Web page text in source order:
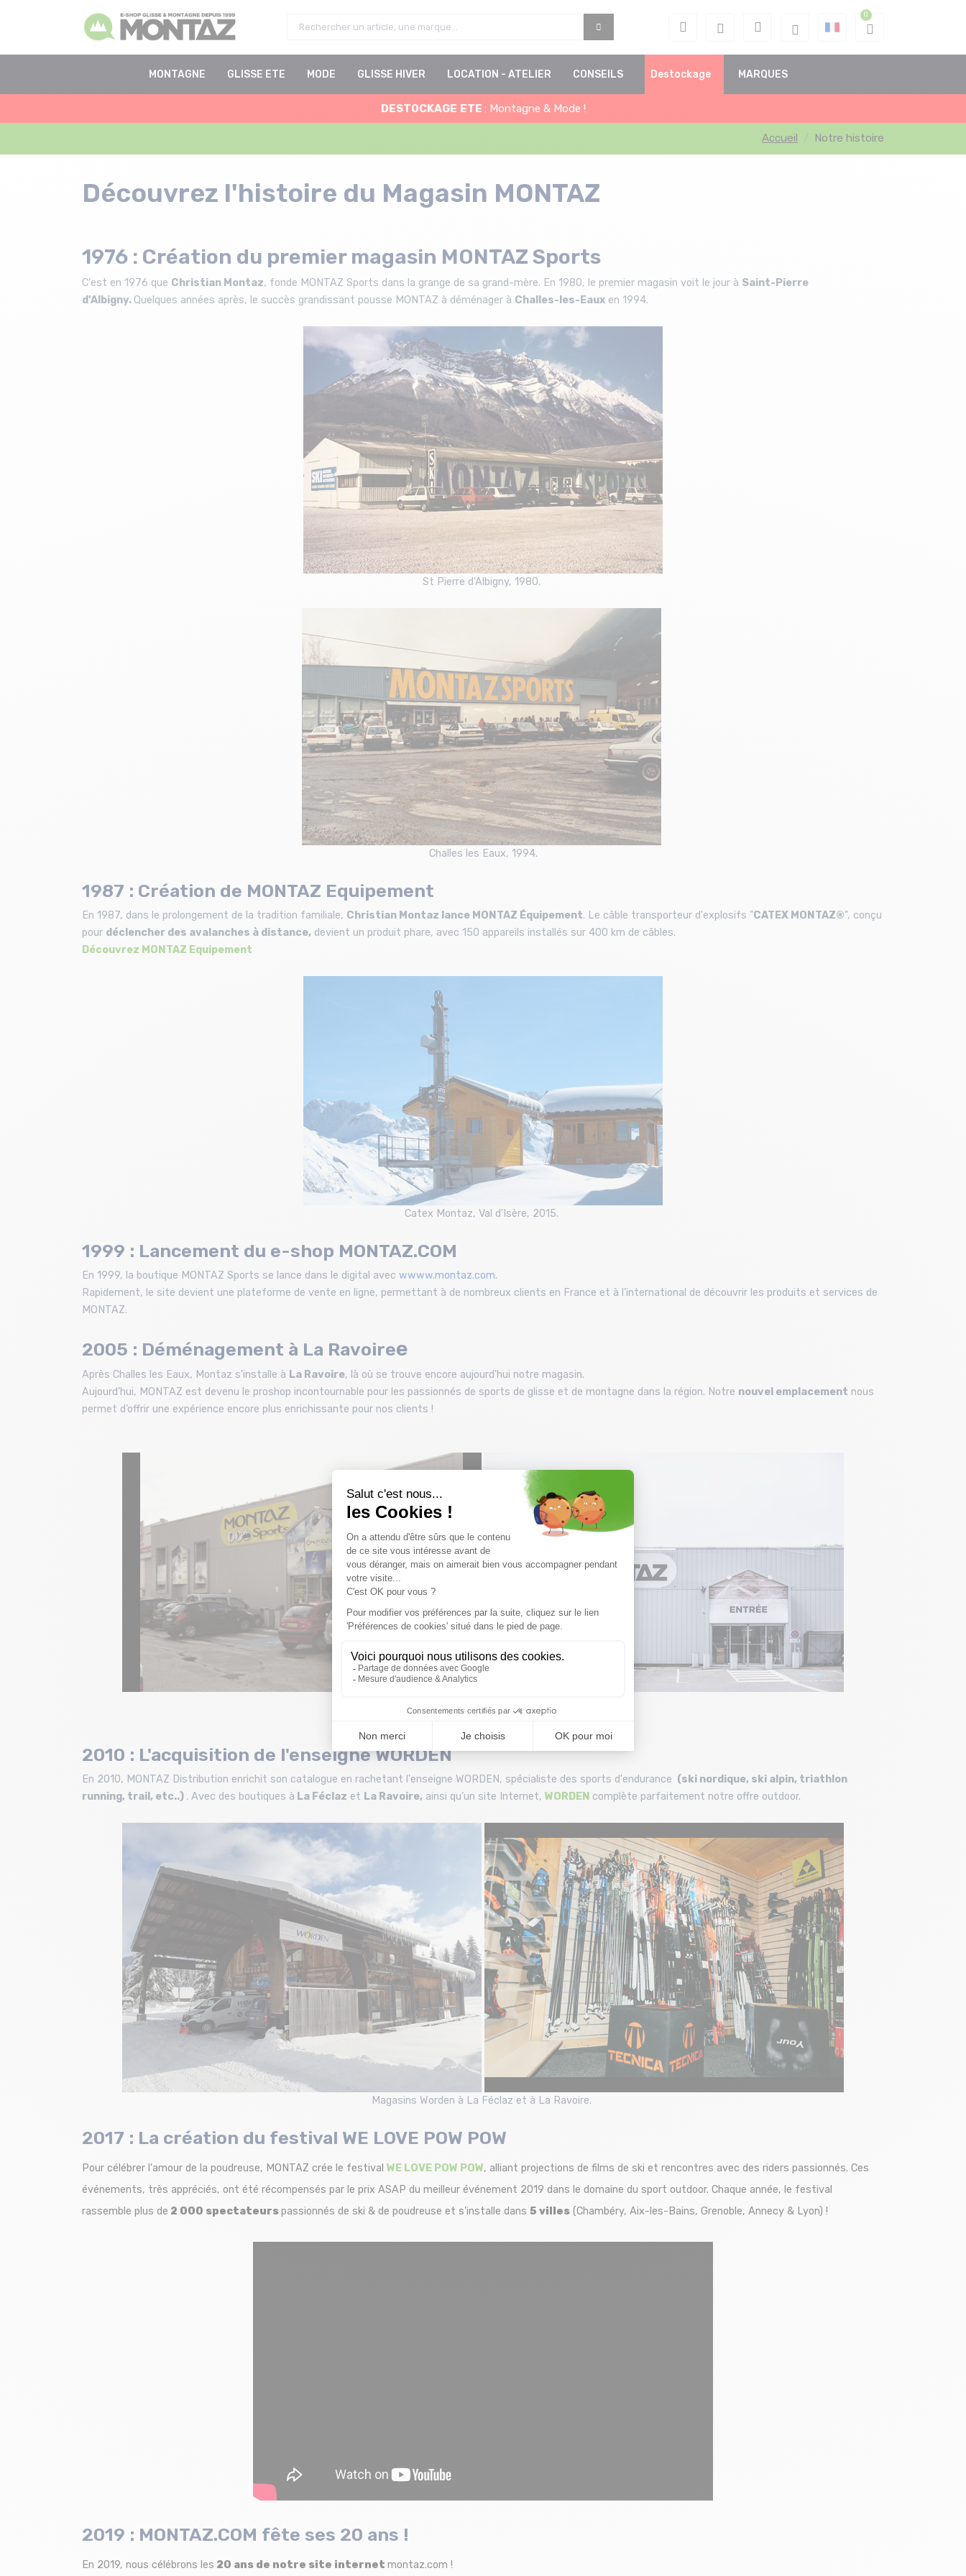
MONTAGNE GLISSE ETE MODE GLISSE HIVER LOCATION - ATELIER CONSEILS Destockage MARQUES
DESTOCKAGE ETE : Montagne & Mode !
Accueil Notre histoire
Découvrez l'histoire du Magasin MONTAZ
1976 : Création du premier magasin MONTAZ Sports
C'est en 1976 que Christian Montaz, fonde MONTAZ Sports dans la grange de sa grand-mère. En 1980, le premier magasin voit le jour à Saint-Pierre
d'Albigny. Quelques années après, le succès grandissant pousse MONTAZ à déménager à Challes-les-Eaux en 1994.
St Pierre d'Albigny, 1980.
Challes les Eaux, 1994.
1987 : Création de MONTAZ Equipement
En 1987, dans le prolongement de la tradition familiale, Christian Montaz lance MONTAZ Équipement. Le câble transporteur d'explosifs "CATEX MONTAZ®", conçu
pour déclencher des avalanches à distance, devient un produit phare, avec 150 appareils installés sur 400 km de câbles.
Découvrez MONTAZ Equipement
Catex Montaz, Val d'Isère, 2015.
1999 : Lancement du e-shop MONTAZ.COM
En 1999, la boutique MONTAZ Sports se lance dans le digital avec wwww.montaz.com.
Rapidement, le site devient une plateforme de vente en ligne, permettant à de nombreux clients en France et à l’international de découvrir les produits et services de
MONTAZ.
2005 : Déménagement à La Ravoiree
Après Challes les Eaux, Montaz s'installe à La Ravoire, là où se trouve encore aujourd'hui notre magasin.
Aujourd’hui, MONTAZ est devenu le proshop incontournable pour les passionnés de sports de glisse et de montagne dans la région. Notre nouvel emplacement nous
permet d’offrir une expérience encore plus enrichissante pour nos clients !
droite : Montaz, 2023.
2010 : L'acquisition de l'enseigne WORDEN
En 2010, MONTAZ Distribution enrichit son catalogue en rachetant l'enseigne WORDEN, spécialiste des sports d'endurance (ski nordique, ski alpin, triathlon
running, trail, etc..) . Avec des boutiques à La Féclaz et La Ravoire, ainsi qu’un site Internet, WORDEN complète parfaitement notre offre outdoor.
Magasins Worden à La Féclaz et à La Ravoire.
2017 : La création du festival WE LOVE POW POW
Pour célébrer l'amour de la poudreuse, MONTAZ crée le festival WE LOVE POW POW, alliant projections de films de ski et rencontres avec des riders passionnés. Ces
événements, très appréciés, ont été récompensés par le prix ASAP du meilleur événement 2019 dans le domaine du sport outdoor. Chaque année, le festival
rassemble plus de 2 000 spectateurspassionnés de ski & de poudreuse et s'installe dans 5 villes (Chambéry, Aix-les-Bains, Grenoble, Annecy & Lyon) !
2019 : MONTAZ.COM fête ses 20 ans !
En 2019, nous célébrons les 20 ans de notre site internet montaz.com !